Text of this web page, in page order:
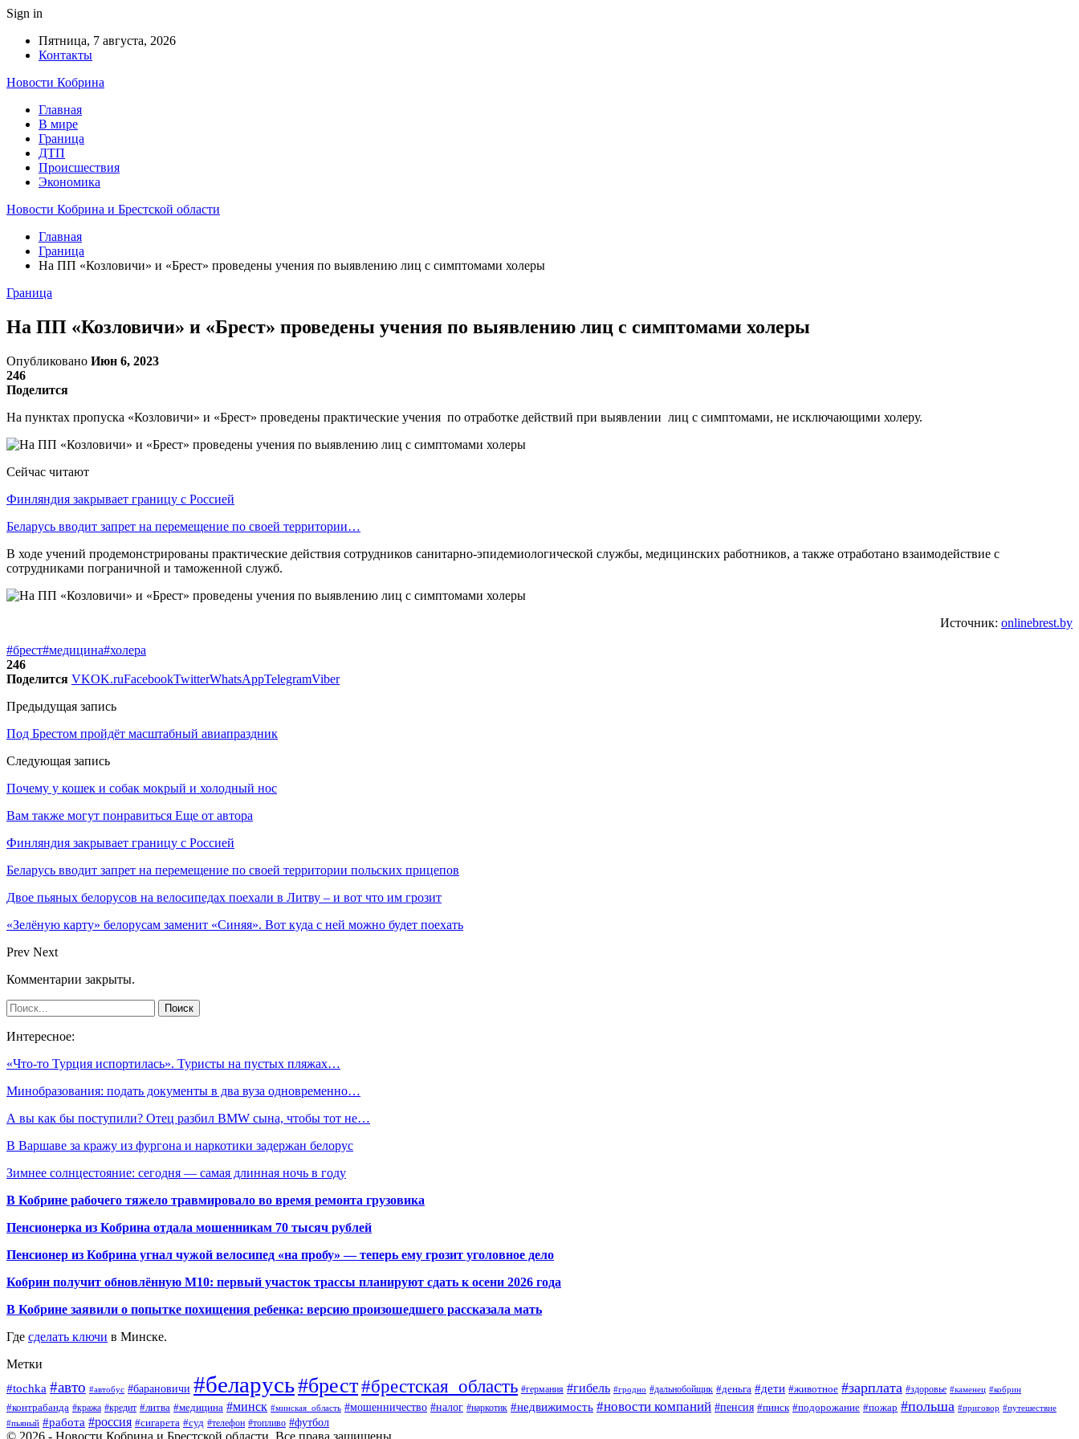
Sign in
Пятница, 7 августа, 2026
Контакты
Новости Кобрина
Главная
В мире
Граница
ДТП
Происшествия
Экономика
Новости Кобрина и Брестской области
Главная
Граница
На ПП «Козловичи» и «Брест» проведены учения по выявлению лиц с симптомами холеры
Граница
На ПП «Козловичи» и «Брест» проведены учения по выявлению лиц с симптомами холеры
Опубликовано Июн 6, 2023
246
Поделится
На пунктах пропуска «Козловичи» и «Брест» проведены практические учения по отработке действий при выявлении лиц с симптомами, не исключающими холеру.
Сейчас читают
Финляндия закрывает границу с Россией
Беларусь вводит запрет на перемещение по своей территории…
В ходе учений продемонстрированы практические действия сотрудников санитарно-эпидемиологической службы, медицинских работников, а также отработано взаимодействие с
сотрудниками пограничной и таможенной служб.
Источник: onlinebrest.by
#брест#медицина#холера
246
Поделится VKOK.ruFacebookTwitterWhatsAppTelegramViber
Предыдущая запись
Под Брестом пройдёт масштабный авиапраздник
Следующая запись
Почему у кошек и собак мокрый и холодный нос
Вам также могут понравиться Еще от автора
Финляндия закрывает границу с Россией
Беларусь вводит запрет на перемещение по своей территории польских прицепов
Двое пьяных белорусов на велосипедах поехали в Литву – и вот что им грозит
«Зелёную карту» белорусам заменит «Синяя». Вот куда с ней можно будет поехать
Prev Next
Комментарии закрыты.
Интересное:
«Что-то Турция испортилась». Туристы на пустых пляжах…
Минобразования: подать документы в два вуза одновременно…
А вы как бы поступили? Отец разбил BMW сына, чтобы тот не…
В Варшаве за кражу из фургона и наркотики задержан белорус
Зимнее солнцестояние: сегодня — самая длинная ночь в году
В Кобрине рабочего тяжело травмировало во время ремонта грузовика
Пенсионерка из Кобрина отдала мошенникам 70 тысяч рублей
Пенсионер из Кобрина угнал чужой велосипед «на пробу» — теперь ему грозит уголовное дело
Кобрин получит обновлённую М10: первый участок трассы планируют сдать к осени 2026 года
В Кобрине заявили о попытке похищения ребенка: версию произошедшего рассказала мать
Где сделать ключи в Минске.
Метки
#tochka #авто #автобус #барановичи #беларусь#брест#брестская_область #германия #гибель #гродно #дальнобойщик #деньга #дети #животное #зарплата #здоровье #каменец #кобрин
#контрабанда #кража #кредит #литва #медицина #минск #минская_область #мошенничество #налог #наркотик #недвижимость #новости компаний #пенсия #пинск #подорожание #пожар #польша #приговор #путешествие
#пьяный #работа #россия #сигарета #суд #телефон #топливо #футбол
© 2026 - Новости Кобрина и Брестской области. Все права защищены.